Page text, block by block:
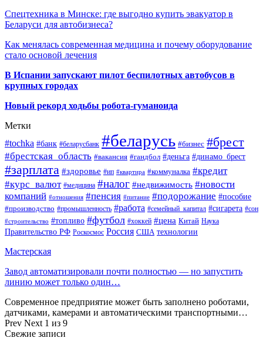
Спецтехника в Минске: где выгодно купить эвакуатор в
Беларуси для автобизнеса?
Как менялась современная медицина и почему оборудование
стало основой лечения
В Испании запускают пилот беспилотных автобусов в
крупных городах
Новый рекорд ходьбы робота-гуманоида
Метки
#tochka #банк #беларусбанк #беларусь #бизнес #брест
#брестская_область #вакансия #гандбол #деньга #динамо_брест
#зарплата #здоровье #ип #квартира #коммуналка #кредит
#курс_валют #медицина #налог #недвижимость #новости
компаний #отношения #пенсия #питание #подорожание #пособие
#производство #промышленность #работа #семейный_капитал #сигарета #сон
#строительство #топливо #футбол #хоккей #цена Китай Наука
Правительство РФ Роскосмос Россия США технологии
Мастерская
Завод автоматизировали почти полностью — но запустить
линию может только один…
Современное предприятие может быть заполнено роботами,
датчиками, камерами и автоматическими транспортными…
Prev Next 1 из 9
Свежие записи